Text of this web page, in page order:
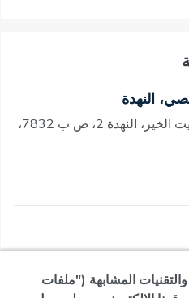
النهدة
شارع عمان، بالقرب من بناية بيت الخير، النهدة 2، ص ب 7832،
المشابهة ("ملفات